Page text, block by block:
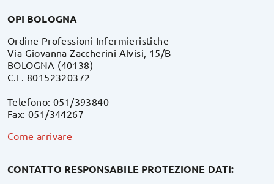
OPI BOLOGNA
Ordine Professioni Infermieristiche
Via Giovanna Zaccherini Alvisi, 15/B
BOLOGNA (40138)
C.F. 80152320372
Telefono: 051/393840
Fax: 051/344267
Come arrivare
CONTATTO RESPONSABILE PROTEZIONE DATI: